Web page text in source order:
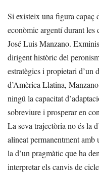
Si existeix una figura capaç
econòmic argentí durant les
José Luis Manzano.
dirigent històric del
estratègics i propietari d’un
d’Amèrica Llatina,
ningú la capacitat
sobreviure i prosperar en
La seva trajectòria no és la
alineat permanentment
la d’un pragmàtic que ha
interpretar els canvis de